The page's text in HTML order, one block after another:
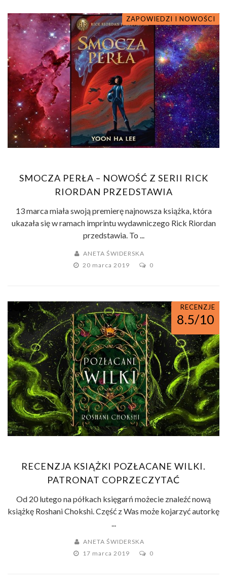
ZAPOWIEDZI I NOWOŚCI
SMOCZA PERŁA – NOWOŚĆ Z SERII RICK
RIORDAN PRZEDSTAWIA
13 marca miała swoją premierę najnowsza książka, która
ukazała się w ramach imprintu wydawniczego Rick Riordan
przedstawia. To ...
ANETA ŚWIDERSKA
20 marca 2019
0
RECENZJE
8.5/10
RECENZJA KSIĄŻKI POZŁACANE WILKI.
PATRONAT COPRZECZYTAĆ
Od 20 lutego na półkach księgarń możecie znaleźć nową
książkę Roshani Chokshi. Część z Was może kojarzyć autorkę
...
ANETA ŚWIDERSKA
17 marca 2019
0